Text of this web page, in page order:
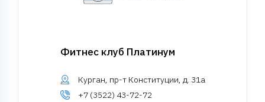
Фитнес клуб Платинум
Курган, пр-т Конституции, д. 31а
+7 (3522) 43-72-72